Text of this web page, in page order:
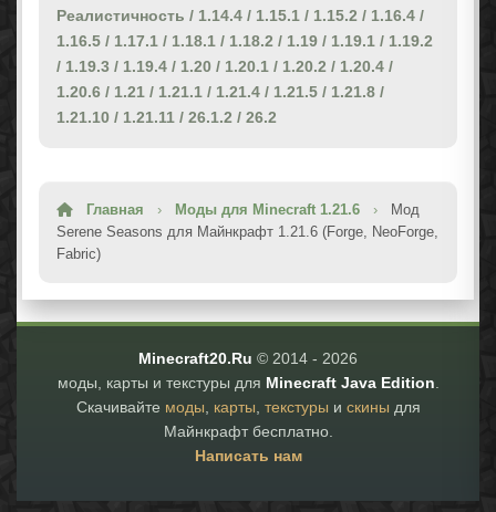
Реалистичность / 1.14.4 / 1.15.1 / 1.15.2 / 1.16.4 /
1.16.5 / 1.17.1 / 1.18.1 / 1.18.2 / 1.19 / 1.19.1 / 1.19.2
/ 1.19.3 / 1.19.4 / 1.20 / 1.20.1 / 1.20.2 / 1.20.4 /
1.20.6 / 1.21 / 1.21.1 / 1.21.4 / 1.21.5 / 1.21.8 /
1.21.10 / 1.21.11 / 26.1.2 / 26.2
Главная › Моды для Minecraft 1.21.6 ›
Мод
Serene Seasons для Майнкрафт 1.21.6 (Forge, NeoForge,
Fabric)
Minecraft20.Ru © 2014 - 2026
моды, карты и текстуры для Minecraft Java Edition
Скачивайте моды карты текстуры и скины для
Майнкрафт бесплатно.
Написать нам